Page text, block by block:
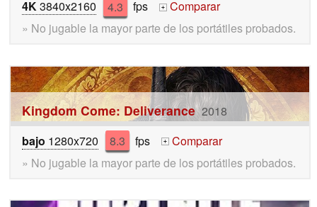
4K3840x2160 4.3 fps +
Comparar
» No jugable la mayor parte de los portátiles probados.
Kingdom Come: Deliverance 2018
bajo 1280x720 8.3 fps +
Comparar
» No jugable la mayor parte de los portátiles probados.